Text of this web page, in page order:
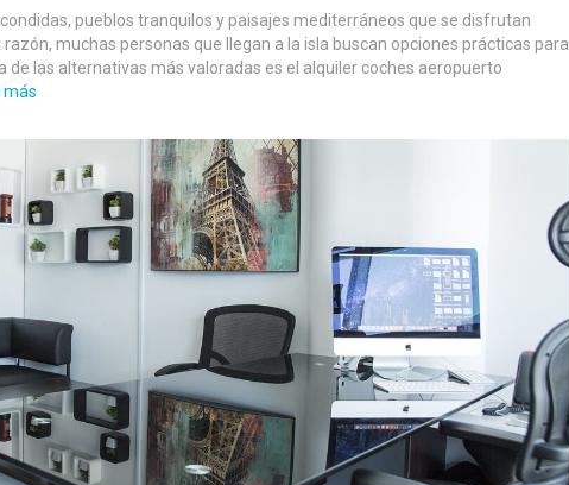
pueblos tranquilos y paisajes mediterráneos que se disfrutan
muchas personas que llegan a la isla buscan opciones prácticas para
las alternativas más valoradas es el alquiler coches aeropuerto
más